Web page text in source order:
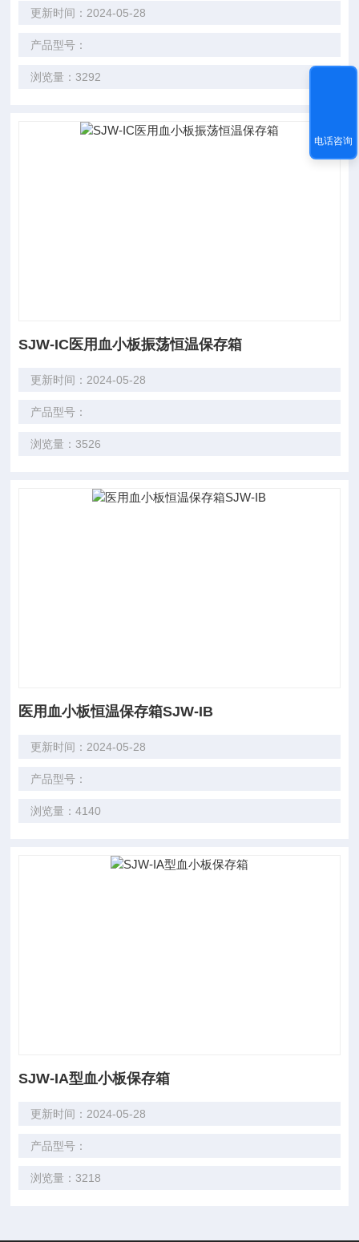
更新时间：2024-05-28
产品型号：
浏览量：3292
SJW-IC医用血小板振荡恒温保存箱
更新时间：2024-05-28
产品型号：
浏览量：3526
医用血小板恒温保存箱SJW-IB
更新时间：2024-05-28
产品型号：
浏览量：4140
SJW-IA型血小板保存箱
更新时间：2024-05-28
产品型号：
浏览量：3218
电话咨询